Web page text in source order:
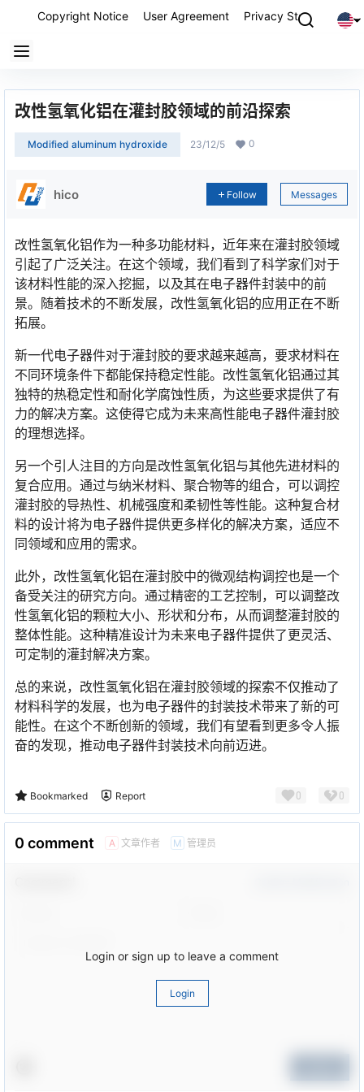
Copyright Notice User Agreement Privacy Statement
改性氢氧化铝在灌封胶领域的前沿探索
Modified aluminum hydroxide 23/12/5 0
hico Follow Messages
改性氢氧化铝作为一种多功能材料，近年来在灌封胶领域
引起了广泛关注。在这个领域，我们看到了科学家们对于
该材料性能的深入挖掘，以及其在电子器件封装中的前
景。随着技术的不断发展，改性氢氧化铝的应用正在不断
拓展。
新一代电子器件对于灌封胶的要求越来越高，要求材料在
不同环境条件下都能保持稳定性能。改性氢氧化铝通过其
独特的热稳定性和耐化学腐蚀性质，为这些要求提供了有
力的解决方案。这使得它成为未来高性能电子器件灌封胶
的理想选择。
另一个引人注目的方向是改性氢氧化铝与其他先进材料的
复合应用。通过与纳米材料、聚合物等的组合，可以调控
灌封胶的导热性、机械强度和柔韧性等性能。这种复合材
料的设计将为电子器件提供更多样化的解决方案，适应不
同领域和应用的需求。
此外，改性氢氧化铝在灌封胶中的微观结构调控也是一个
备受关注的研究方向。通过精密的工艺控制，可以调整改
性氢氧化铝的颗粒大小、形状和分布，从而调整灌封胶的
整体性能。这种精准设计为未来电子器件提供了更灵活、
可定制的灌封解决方案。
总的来说，改性氢氧化铝在灌封胶领域的探索不仅推动了
材料科学的发展，也为电子器件的封装技术带来了新的可
能性。在这个不断创新的领域，我们有望看到更多令人振
奋的发现，推动电子器件封装技术向前迈进。
Bookmarked Report 0 0
0 comment A 文章作者 M 管理员
Login or sign up to leave a comment
Login